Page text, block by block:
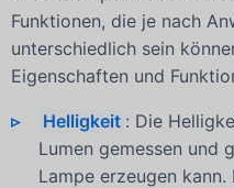
Funktionen, die je nach
unterschiedlich sein
Eigenschaften und
Helligkeit : Die
Lumen gemessen und
Lampe erzeugen